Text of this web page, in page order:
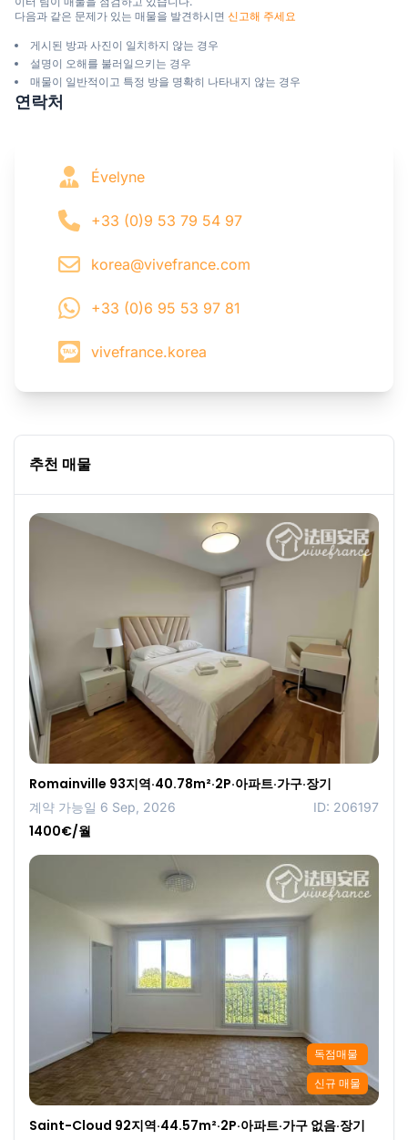
다음과 같은 문제가 있는 매물을 발견하시면 신고해 주세요
게시된 방과 사진이 일치하지 않는 경우
설명이 오해를 불러일으키는 경우
매물이 일반적이고 특정 방을 명확히 나타내지 않는 경우
연락처
Évelyne
+33 (0)9 53 79 54 97
korea@vivefrance.com
+33 (0)6 95 53 97 81
vivefrance.korea
추천 매물
Romainville 93지역·40.78m²·2P·아파트·가구·장기
계약 가능일 6 Sep, 2026 ID: 206197
1400€/월
독점매물
신규 매물
Saint-Cloud 92지역·44.57m²·2P·아파트·가구 없음·장기